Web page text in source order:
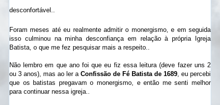
desconfortável..
Foram meses até eu realmente admitir o monergismo, e em seguida
isso culminou na minha desconfiança em relação à própria Igreja
Batista, o que me fez pesquisar mais a respeito..
Não lembro em que ano foi que eu fiz essa leitura (deve fazer uns 2
ou 3 anos), mas ao ler a Confissão de Fé Batista de 1689, eu percebi
que os batistas pregavam o monergismo, e então me senti melhor
para continuar nessa igreja..